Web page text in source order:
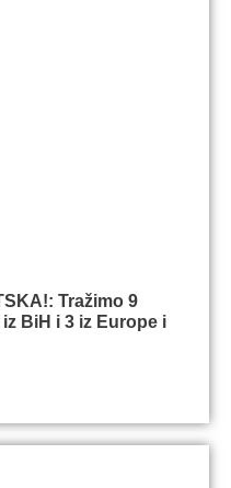
Tražimo 9
BiH i 3 iz Europe i